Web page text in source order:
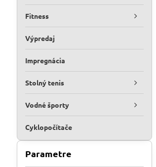
Parametre
Fitness
Výpredaj
Impregnácia
Stolný tenis
Vodné športy
Cyklopočítače